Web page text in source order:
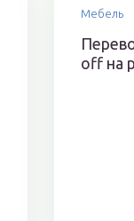
Мебель
off на